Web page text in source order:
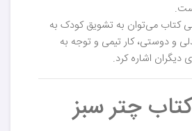
کتاب می‌توان به تشویق کودک به
و دوستی، کار تیمی و توجه به
دیگران اشاره کرد.
چتر سبز